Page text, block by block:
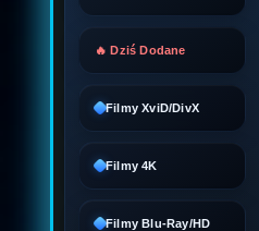
🔥 Dziś Dodane
Filmy XviD/DivX
Filmy 4K
Filmy Blu-Ray/HD